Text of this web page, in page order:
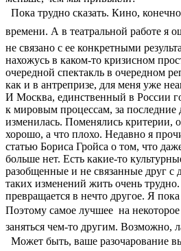
 Пока трудно сказать. Кино,
времени. А в театральной работе я
не связано с ее конкретными
нахожусь в каком-то кризисном
очередной спектакль в очередном
как и в антрепризе, для меня уже
И Москва, единственный в России
к мировым процессам, за последние
изменилась. Поменялись критерии,
хорошо, а что плохо. Недавно я
статью Бориса Гройса о том, что
больше нет. Есть какие-то
разобщенные и не связанные друг с
таких изменений жить очень
превращается в нечто другое. Я
Поэтому самое лучшее  на
заняться чем-то другим. Возможно,
 Может быть, ваше разочарование